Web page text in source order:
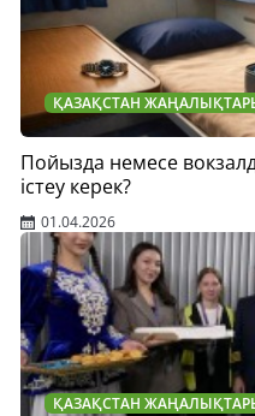
ҚАЗАҚСТАН
Пойызда немесе
істеу керек?
01.04.2026
ҚАЗАҚСТАН